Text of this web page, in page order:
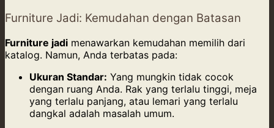
Furniture Jadi: Kemudahan dengan Batasan
Furniture jadi menawarkan kemudahan memilih dari
katalog. Namun, Anda terbatas pada:
Ukuran Standar: Yang mungkin tidak cocok
dengan ruang Anda. Rak yang terlalu tinggi, meja
yang terlalu panjang, atau lemari yang terlalu
dangkal adalah masalah umum.